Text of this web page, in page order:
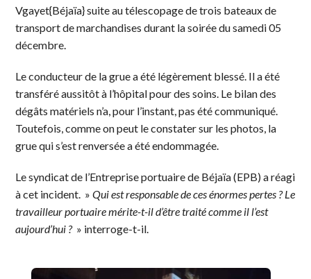
Vgayet{Béjaïa} suite au télescopage de trois bateaux de
transport de marchandises durant la soirée du samedi 05
décembre.
Le conducteur de la grue a été légèrement blessé. Il a été
transféré aussitôt à l’hôpital pour des soins. Le bilan des
dégâts matériels n’a, pour l’instant, pas été communiqué.
Toutefois, comme on peut le constater sur les photos, la
grue qui s’est renversée a été endommagée.
Le syndicat de l’Entreprise portuaire de Béjaïa (EPB) a réagi
à cet incident. »Qui est responsable de ces énormes pertes ? Le
travailleur portuaire mérite-t-il d’être traité comme il l’est
aujourd’hui ?» interroge-t-il.